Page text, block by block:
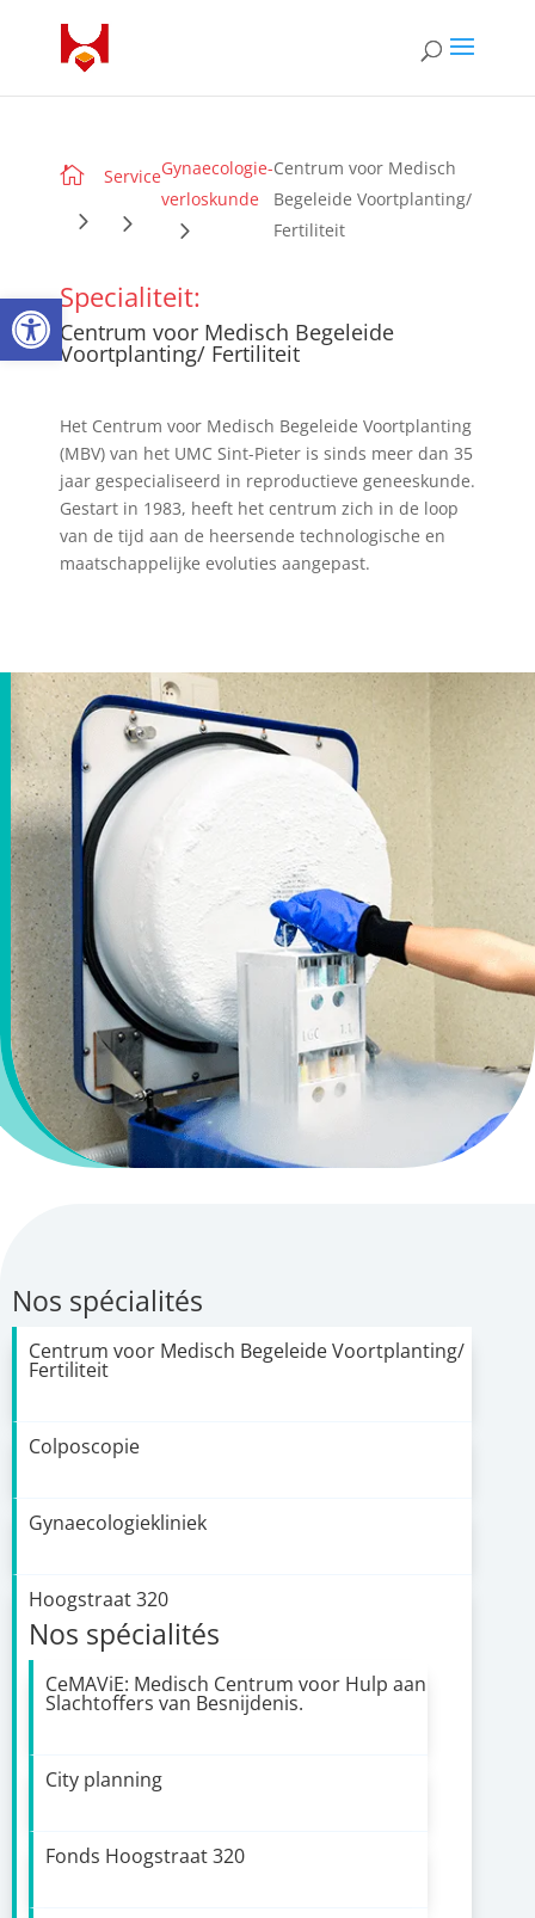
Open toolbar
 ServiceGynaecologie-
verloskunde
Centrum voor Medisch
Begeleide Voortplanting/
Fertiliteit
Specialiteit:
Centrum voor Medisch Begeleide
Voortplanting/ Fertiliteit
Het Centrum voor Medisch Begeleide Voortplanting
(MBV) van het UMC Sint-Pieter is sinds meer dan 35
jaar gespecialiseerd in reproductieve geneeskunde.
Gestart in 1983, heeft het centrum zich in de loop
van de tijd aan de heersende technologische en
maatschappelijke evoluties aangepast.
Nos spécialités
Centrum voor Medisch Begeleide Voortplanting/
Fertiliteit
Colposcopie
Gynaecologiekliniek
Hoogstraat 320
Nos spécialités
CeMAViE: Medisch Centrum voor Hulp aan
Slachtoffers van Besnijdenis.
City planning
Fonds Hoogstraat 320